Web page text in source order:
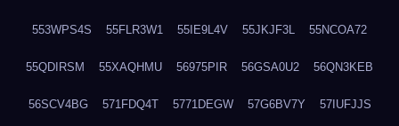
553WPS4S 55FLR3W1 55IE9L4V 55JKJF3L 55NCOA72
55QDIRSM 55XAQHMU 56975PIR 56GSA0U2 56QN3KEB
56SCV4BG 571FDQ4T 5771DEGW 57G6BV7Y 57IUFJJS